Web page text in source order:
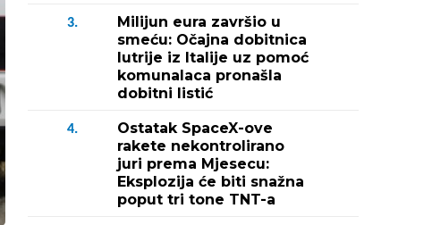
3.
Milijun eura završio u
smeću: Očajna dobitnica
lutrije iz Italije uz pomoć
komunalaca pronašla
dobitni listić
4.
Ostatak SpaceX-ove
rakete nekontrolirano
juri prema Mjesecu:
Eksplozija će biti snažna
poput tri tone TNT-a